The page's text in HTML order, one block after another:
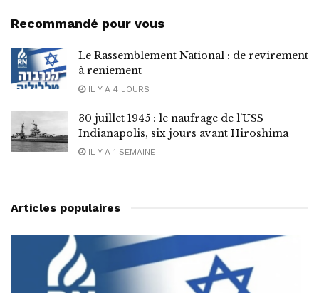
Recommandé pour vous
Le Rassemblement National : de revirement
à reniement
IL Y A 4 JOURS
30 juillet 1945 : le naufrage de l’USS
Indianapolis, six jours avant Hiroshima
IL Y A 1 SEMAINE
Articles populaires